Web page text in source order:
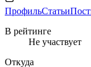
ПрофильСтатьи
В рейтинге
Не участвует
Откуда